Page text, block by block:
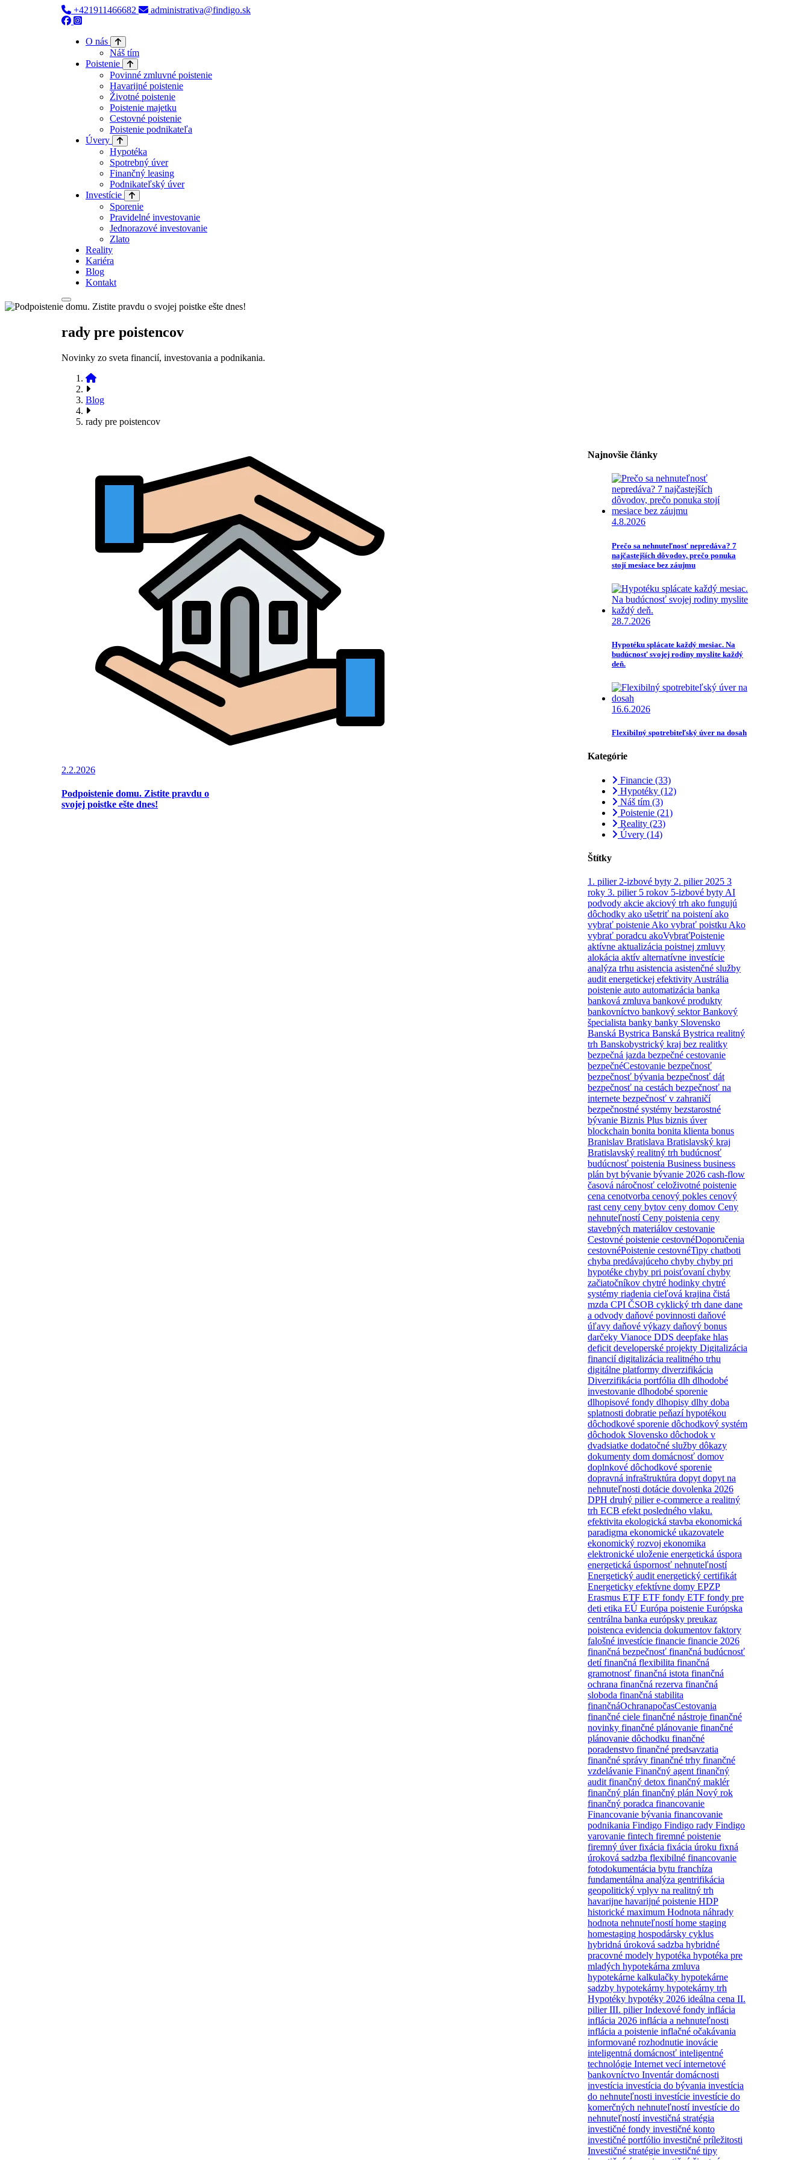
+421911466682 administrativa@findigo.sk
O nás
Náš tím
Poistenie
Povinné zmluvné poistenie
Havarijné poistenie
Životné poistenie
Poistenie majetku
Cestovné poistenie
Poistenie podnikateľa
Úvery
Hypotéka
Spotrebný úver
Finančný leasing
Podnikateľský úver
Investície
Sporenie
Pravidelné investovanie
Jednorazové investovanie
Zlato
Reality
Kariéra
Blog
Kontakt
rady pre poistencov
Novinky zo sveta financií, investovania a podnikania.
Blog
rady pre poistencov
2.2.2026
Podpoistenie domu. Zistite pravdu o
svojej poistke ešte dnes!
Najnovšie články
4.8.2026
Prečo sa nehnuteľnosť nepredáva? 7
najčastejších dôvodov, prečo ponuka
stojí mesiace bez záujmu
28.7.2026
Hypotéku splácate každý mesiac. Na
budúcnosť svojej rodiny myslite každý
deň.
16.6.2026
Flexibilný spotrebiteľský úver na dosah
Kategórie
Financie (33)
Hypotéky (12)
Náš tím (3)
Poistenie (21)
Reality (23)
Úvery (14)
Štítky
1. pilier 2-izbové byty 2. pilier 2025 3
roky 3. pilier 5 rokov 5-izbové byty AI
podvody akcie akciový trh ako fungujú
dôchodky ako ušetriť na poisteníako
vybrať poistenie Ako vybrať poistku Ako
vybrať poradcu akoVybraťPoistenie
aktívne aktualizácia poistnej zmluvy
alokácia aktív alternatívne investície
analýza trhu asistencia asistenčné služby
audit energetickej efektivity Austrália
poistenie auto automatizácia banka
banková zmluva bankové produkty
bankovníctvo bankový sektorBankový
špecialista banky banky Slovensko
Banská Bystrica Banská Bystrica realitný
trh Banskobystrický kraj bez realitky
bezpečná jazda bezpečné cestovanie
bezpečnéCestovanie bezpečnosť
bezpečnosť bývania bezpečnosť dát
bezpečnosť na cestách bezpečnosť na
internete bezpečnosť v zahraničí
bezpečnostné systémy bezstarostné
bývanie Biznis Plus biznis úver
blockchain bonita bonita klienta bonus
Branislav Bratislava Bratislavský kraj
Bratislavský realitný trh budúcnosť
budúcnosť poistenia Business business
plán byt bývanie bývanie 2026 cash-flow
časová náročnosť celoživotné poistenie
cena cenotvorba cenový pokles cenový
rast ceny ceny bytov ceny domov Ceny
nehnuteľnostíCeny poistenia ceny
stavebných materiálov cestovanie
Cestovné poistenie cestovnéDoporučenia
cestovnéPoistenie cestovnéTipy chatboti
chyba predávajúceho chyby chyby pri
hypotéke chyby pri poisťovaníchyby
začiatočníkov chytré hodinky chytré
systémy riadenia cieľová krajina čistá
mzda CPI ČSOB cyklický trh dane dane
a odvody daňové povinnosti daňové
úľavy daňové výkazy daňový bonus
darčeky Vianoce DDS deepfake hlas
deficit developerské projekty Digitalizácia
financiídigitalizácia realitného trhu
digitálne platformy diverzifikácia
Diverzifikácia portfólia dlh dlhodobé
investovanie dlhodobé sporenie
dlhopisové fondy dlhopisy dlhy doba
splatnosti dobratie peňazí hypotékou
dôchodkové sporenie dôchodkový systém
dôchodok Slovensko dôchodok v
dvadsiatke dodatočné služby dôkazy
dokumenty dom domácnosť domov
doplnkové dôchodkové sporenie
dopravná infraštruktúra dopyt dopyt na
nehnuteľnosti dotácie dovolenka 2026
DPH druhý piliere-commerce a realitný
trh ECB efekt posledného vlaku.
efektivita ekologická stavba ekonomická
paradigma ekonomické ukazovatele
ekonomický rozvoj ekonomika
elektronické uloženie energetická úspora
energetická úspornosť nehnuteľností
Energetický audit energetický certifikát
Energeticky efektívne domy EPZP
Erasmus ETF ETF fondy ETF fondy pre
deti etika EÚ Európa poistenie Európska
centrálna banka európsky preukaz
poistenca evidencia dokumentov faktory
falošné investície financie financie 2026
finančná bezpečnosť finančná budúcnosť
detífinančná flexibilita finančná
gramotnosť finančná istota finančná
ochrana finančná rezerva finančná
sloboda finančná stabilita
finančnáOchranapočasCestovania
finančné ciele finančné nástroje finančné
novinky finančné plánovanie finančné
plánovanie dôchodku finančné
poradenstvo finančné predsavzatia
finančné správy finančné trhy finančné
vzdelávanie Finančný agent finančný
audit finančný detox finančný maklér
finančný plán finančný plán Nový rok
finančný poradca financovanie
Financovanie bývania financovanie
podnikania Findigo Findigo rady Findigo
varovanie fintech firemné poistenie
firemný úverfixácia fixácia úroku fixná
úroková sadzba flexibilné financovanie
fotodokumentácia bytu franchíza
fundamentálna analýza gentrifikácia
geopolitický vplyv na realitný trh
havarijne havarijné poistenie HDP
historické maximum Hodnota náhrady
hodnota nehnuteľnostíhome staging
homestaging hospodársky cyklus
hybridná úroková sadzba hybridné
pracovné modely hypotéka hypotéka pre
mladých hypotekárna zmluva
hypotekárne kalkulačky hypotekárne
sadzby hypotekárny hypotekárny trh
Hypotéky hypotéky 2026 ideálna cena II.
pilierIII. pilierIndexové fondy inflácia
inflácia 2026 inflácia a nehnuteľnosti
inflácia a poistenie inflačné očakávania
informované rozhodnutie inovácie
inteligentná domácnosť inteligentné
technológie Internet vecíinternetové
bankovníctvo Inventár domácnosti
investícia investícia do bývania investícia
do nehnuteľnosti investície investície do
komerčných nehnuteľnostíinvestície do
nehnuteľnostíinvestičná stratégia
investičné fondy investičné konto
investičné portfólio investičné príležitosti
Investičné stratégie investičné tipy